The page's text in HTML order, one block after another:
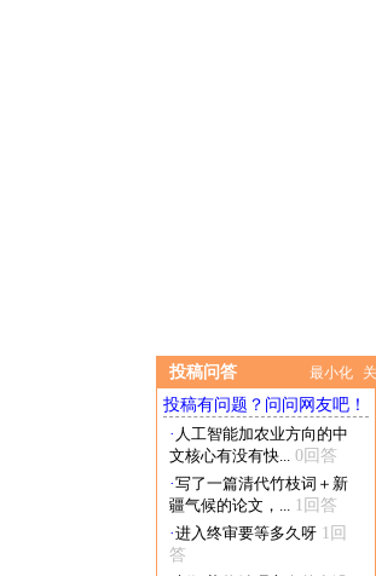
投稿问答 最小化
投稿有问题？问问网友吧！
· 人工智能加农业方向的中
文核心有没有快... 0回答
·写了一篇清代竹枝词＋新
疆气候的论文，... 1回答
·进入终审要等多久呀 1回
答